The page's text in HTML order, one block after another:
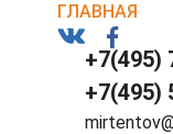
ГЛАВНАЯ
+7(495)
+7(495)